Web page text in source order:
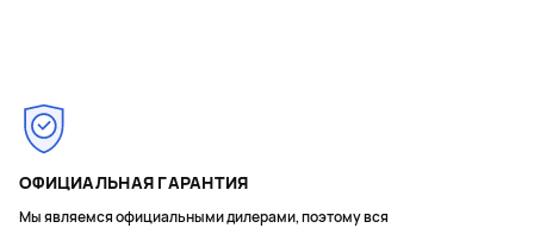
ОФИЦИАЛЬНАЯ ГАРАНТИЯ
Мы являемся официальными дилерами, поэтому вся